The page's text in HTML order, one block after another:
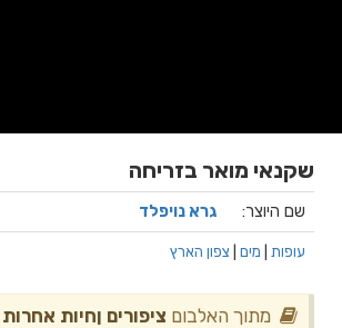
שקנאי מואר בזריחה
שם היוצר: גרא נויפלד
עופות מים צפון הארץ
מתוך האלבום ציפורים ןחיות אחרות